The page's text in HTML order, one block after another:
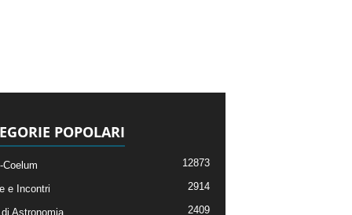
POPOLARI
Coelum 12873
e Incontri 2914
Astronomia 2409